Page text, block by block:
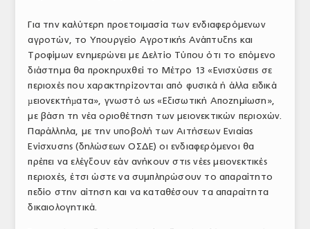
ΥΠΗΡΕΣΙΕΣ
ΕΜΠΟΡΙΚΟΙ ΑΝΤΙΠΡΟΣΩΠΟΙ
ΕΛΛΗΝΙΚΗ ΝΟΜΟΘΕΣΙΑ
ΕΥΡΩΠΑΪΚΗ ΝΟΜΟΘΕΣΙΑ
ΤΟ ΠΕΡΙΟΔΙΚΟ
Profile
Για την καλύτερη προετοιμασία των ενδιαφερόμενων
αγροτών, το Υπουργείο Αγροτικής Ανάπτυξης και
Τροφίμων ενημερώνει με Δελτίο Τύπου ότι το επόμενο
διάστημα θα προκηρυχθεί το Μέτρο 13 «Ενισχύσεις σε
περιοχές που χαρακτηρίζονται από φυσικά ή άλλα ειδικά
µειονεκτήµατα», γνωστό ως «Εξισωτική Αποζημίωση»,
με βάση τη νέα οριοθέτηση των μειονεκτικών περιοχών.
Παράλληλα, με την υποβολή των Αιτήσεων Ενιαίας
Ενίσχυσης (δηλώσεων ΟΣΔΕ) οι ενδιαφερόμενοι θα
πρέπει να ελέγξουν εάν ανήκουν στις νέες μειονεκτικές
περιοχές, έτσι ώστε να συμπληρώσουν το απαραίτητο
πεδίο στην αίτηση και να καταθέσουν τα απαραίτητα
δικαιολογητικά.